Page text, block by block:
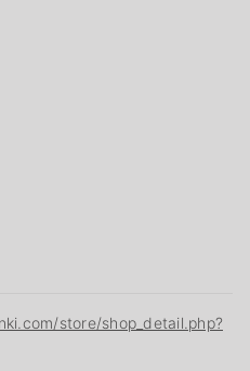
store/shop_detail.php?